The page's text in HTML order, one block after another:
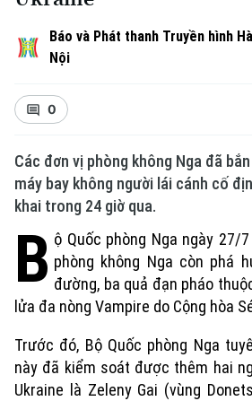
Xu hướng
Báo và Phát thanh Truyền hình Hà
Nội
0
Các đơn vị phòng không Nga đã
máy bay không người lái cánh cố
khai trong 24 giờ qua.
B ộ Quốc phòng Nga ngày 27/
phòng không Nga còn phá
đường, ba quả đạn pháo
lửa đa nòng Vampire do Cộng hòa
Trước đó, Bộ Quốc phòng Nga
này đã kiểm soát được thêm hai
Ukraine là Zeleny Gai (vùng